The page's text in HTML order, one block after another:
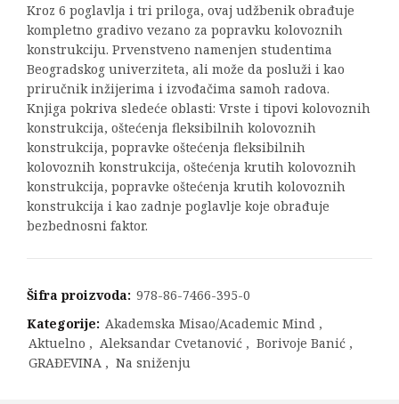
Kroz 6 poglavlja i tri priloga, ovaj udžbenik obrađuje
kompletno gradivo vezano za popravku kolovoznih
konstrukciju. Prvenstveno namenjen studentima
Beogradskog univerziteta, ali može da posluži i kao
priručnik inžijerima i izvođačima samoh radova.
Knjiga pokriva sledeće oblasti: Vrste i tipovi kolovoznih
konstrukcija, oštećenja fleksibilnih kolovoznih
konstrukcija, popravke oštećenja fleksibilnih
kolovoznih konstrukcija, oštećenja krutih kolovoznih
konstrukcija, popravke oštećenja krutih kolovoznih
konstrukcija i kao zadnje poglavlje koje obrađuje
bezbednosni faktor.
Šifra proizvoda: 978-86-7466-395-0
Kategorije: Akademska Misao/Academic Mind ,
Aktuelno , Aleksandar Cvetanović , Borivoje Banić ,
GRAĐEVINA , Na sniženju